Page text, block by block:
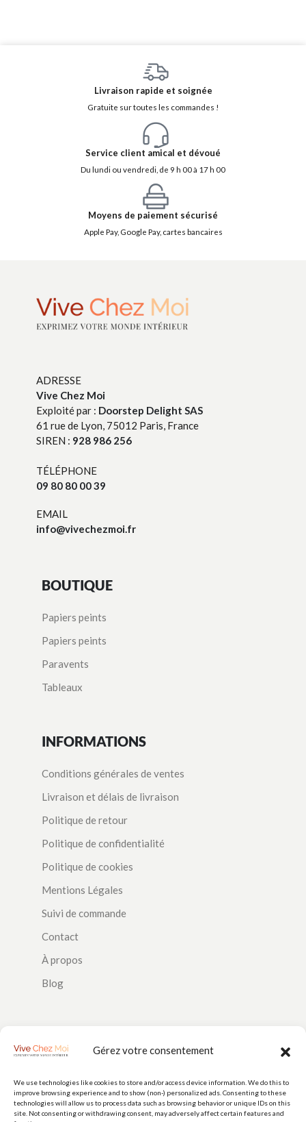
Gérez votre consentement
We use technologies like cookies to store and/or access device information. We do this to
improve browsing experience and to show (non-) personalized ads. Consenting to these
technologies will allow us to process data such as browsing behavior or unique IDs on this
site. Not consenting or withdrawing consent, may adversely affect certain features and
Livraison rapide et soignée
Gratuite sur toutes les commandes !
Service client amical et dévoué
Du lundi ou vendredi, de 9 h 00 à 17 h 00
Moyens de paiement sécurisé
Apple Pay, Google Pay, cartes bancaires
ADRESSE
Vive Chez Moi
Exploité par : Doorstep Delight SAS
61 rue de Lyon, 75012 Paris, France
SIREN : 928 986 256
TÉLÉPHONE
09 80 80 00 39
EMAIL
info@vivechezmoi.fr
BOUTIQUE
Papiers peints
Papiers peints
Paravents
Tableaux
INFORMATIONS
Conditions générales de ventes
Livraison et délais de livraison
Politique de retour
Politique de confidentialité
Politique de cookies
Mentions Légales
Suivi de commande
Contact
À propos
Blog
PAIEMENTS